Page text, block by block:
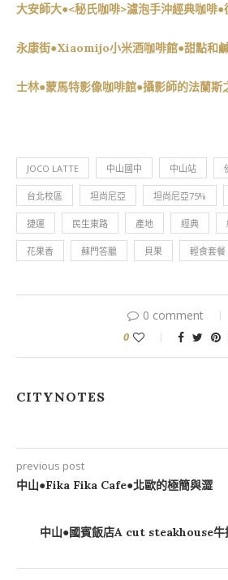
大安師大●<秘氏咖啡>濾泡手沖經典咖啡
永康街●Xiaomijo小米酒咖啡館●甜點和
士林●蒙馬特影像咖啡館●攝影師的法蘭斯
JOCO LATTE 中山國中 中山站
台北校區 坦尚尼亞 坦尚尼亞75%
捷運 民生東路 產地 經典
花果香 蘇門答臘 貝果 輕食套餐
0 comment
0
CITYNOTES
previous post
中山●Fika Fika Cafe●北歐的極簡與澀
中山●國賓飯店A cut steakhouse